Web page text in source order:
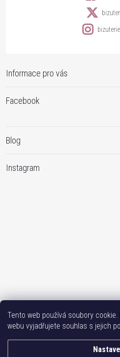
Tento web používá soubory
webu vyjadřujete souhlas s jejich
Informace pro vás
Facebook
Blog
Instagram